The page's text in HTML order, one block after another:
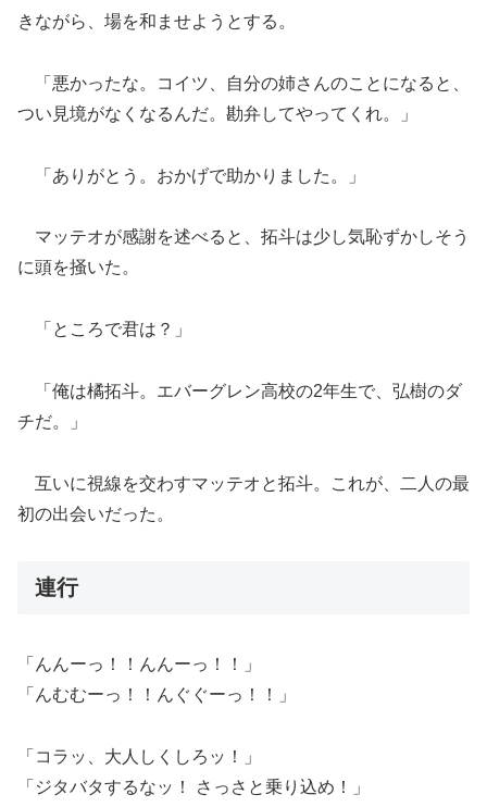
きながら、場を和ませようとする。
「悪かったな。コイツ、自分の姉さんのことになると、
つい見境がなくなるんだ。勘弁してやってくれ。」
「ありがとう。おかげで助かりました。」
マッテオが感謝を述べると、拓斗は少し気恥ずかしそう
に頭を掻いた。
「ところで君は？」
「俺は橘拓斗。エバーグレン高校の2年生で、弘樹のダ
チだ。」
互いに視線を交わすマッテオと拓斗。これが、二人の最
初の出会いだった。
連行
「んんーっ！！んんーっ！！」
「んむむーっ！！んぐぐーっ！！」
「コラッ、大人しくしろッ！」
「ジタバタするなッ！ さっさと乗り込め！」